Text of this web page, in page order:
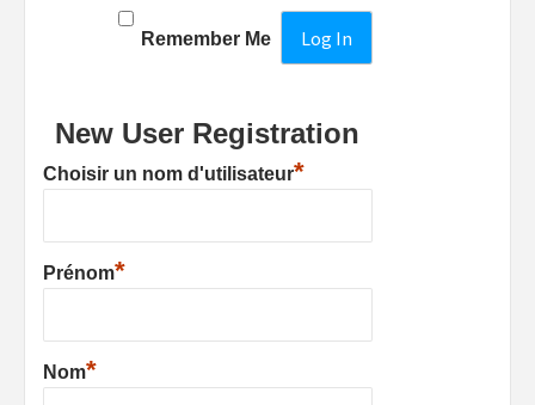
Remember Me
New User Registration
Choisir un nom d'utilisateur*
Prénom*
Nom*